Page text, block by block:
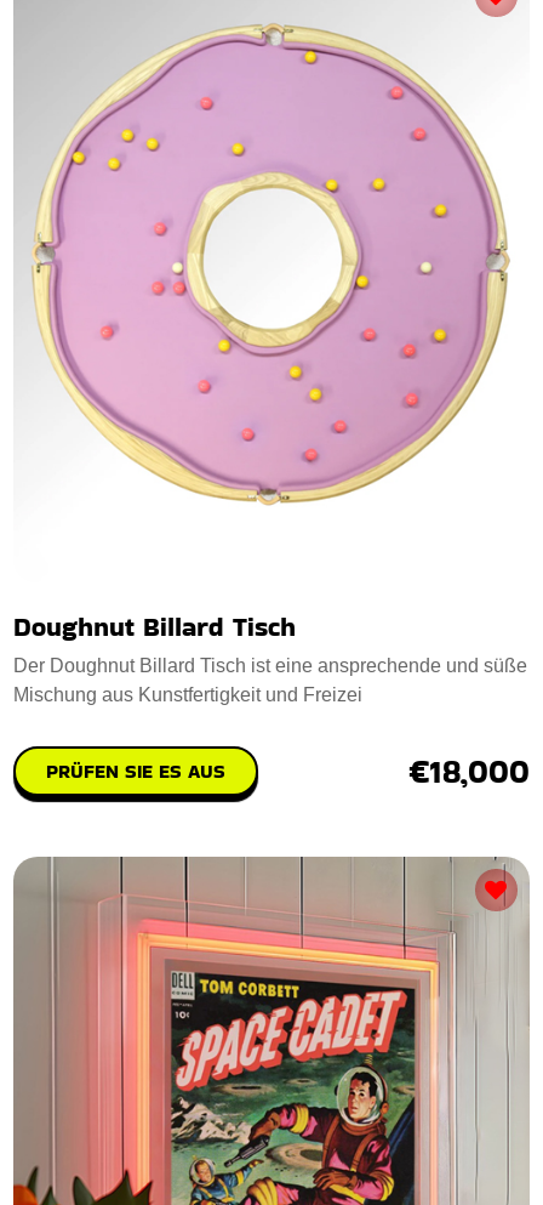
Doughnut Billard Tisch
Der Doughnut Billard Tisch ist eine ansprechende und süße
Mischung aus Kunstfertigkeit und Freizei
PRÜFEN SIE ES AUS €18,000